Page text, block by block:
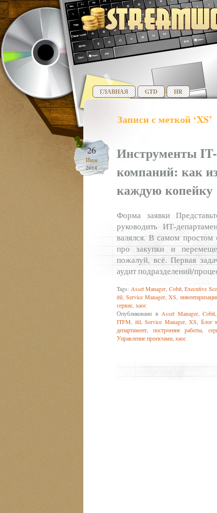
ГЛАВНАЯ GTD HR
Записи с меткой ‘XS’
26
Июн
2014
Инструменты
компаний: как
каждую копейку
Форма заявки
руководить ИТ-
валялся. В самом простом
про закупки и
пожалуй, всё. Первая
аудит подразделений/
Tags: Asset Manager Cobit,Executive
itil ,Service Manager ,XS
сервис хаос
Опубликовано в Asset Manager,Cobit
ITFM
itil,Service Manager,XS
Блог
департамент
построение работы
Управление проектами хаос